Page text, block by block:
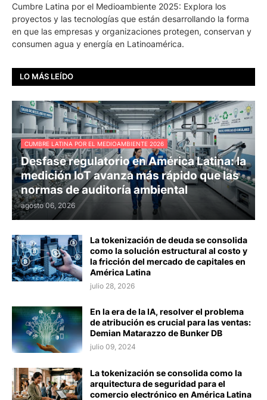
Cumbre Latina por el Medioambiente 2025: Explora los
proyectos y las tecnologías que están desarrollando la forma
en que las empresas y organizaciones protegen, conservan y
consumen agua y energía en Latinoamérica.
LO MÁS LEÍDO
CUMBRE LATINA POR EL MEDIOAMBIENTE 2026
Desfase regulatorio en América Latina: la
medición IoT avanza más rápido que las
normas de auditoría ambiental
agosto 06, 2026
La tokenización de deuda se consolida
como la solución estructural al costo y
la fricción del mercado de capitales en
América Latina
julio 28, 2026
En la era de la IA, resolver el problema
de atribución es crucial para las ventas:
Demian Matarazzo de Bunker DB
julio 09, 2024
La tokenización se consolida como la
arquitectura de seguridad para el
comercio electrónico en América Latina